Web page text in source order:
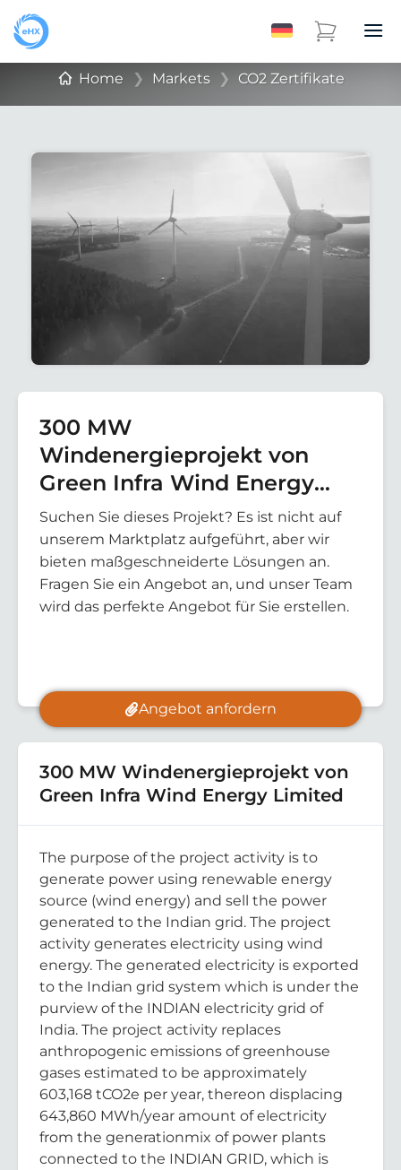
Home ❯ Markets ❯ CO2 Zertifikate
300 MW
Windenergieprojekt von
Green Infra Wind Energy
Limited
Suchen Sie dieses Projekt? Es ist nicht auf
unserem Marktplatz aufgeführt, aber wir
bieten maßgeschneiderte Lösungen an.
Fragen Sie ein Angebot an, und unser Team
wird das perfekte Angebot für Sie erstellen.
Angebot anfordern
300 MW Windenergieprojekt von
Green Infra Wind Energy Limited
The purpose of the project activity is to
generate power using renewable energy
source (wind energy) and sell the power
generated to the Indian grid. The project
activity generates electricity using wind
energy. The generated electricity is exported
to the Indian grid system which is under the
purview of the INDIAN electricity grid of
India. The project activity replaces
anthropogenic emissions of greenhouse
gases estimated to be approximately
603,168 tCO2e per year, thereon displacing
643,860 MWh/year amount of electricity
from the generationmix of power plants
connected to the INDIAN GRID, which is